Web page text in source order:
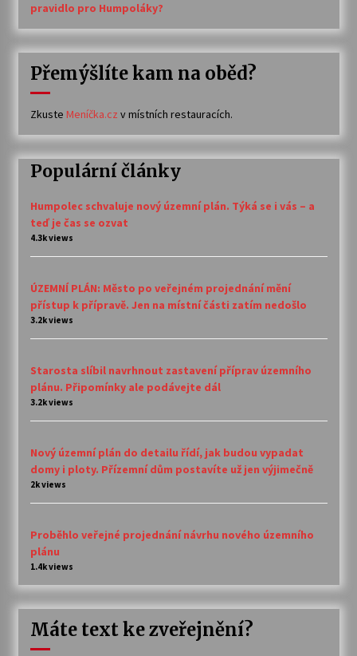
pravidlo pro Humpoláky?
Přemýšlíte kam na oběd?
Zkuste Meníčka.cz v místních restauracích.
Populární články
Humpolec schvaluje nový územní plán. Týká se i vás – a
teď je čas se ozvat
4.3k views
ÚZEMNÍ PLÁN: Město po veřejném projednání mění
přístup k přípravě. Jen na místní části zatím nedošlo
3.2k views
Starosta slíbil navrhnout zastavení příprav územního
plánu. Připomínky ale podávejte dál
3.2k views
Nový územní plán do detailu řídí, jak budou vypadat
domy i ploty. Přízemní dům postavíte už jen výjimečně
2k views
Proběhlo veřejné projednání návrhu nového územního
plánu
1.4k views
Máte text ke zveřejnění?